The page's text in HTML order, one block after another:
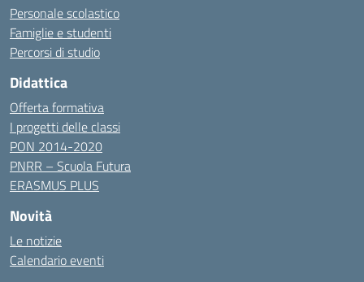
Personale scolastico
Famiglie e studenti
Percorsi di studio
Didattica
Offerta formativa
I progetti delle classi
PON 2014-2020
PNRR – Scuola Futura
ERASMUS PLUS
Novità
Le notizie
Calendario eventi